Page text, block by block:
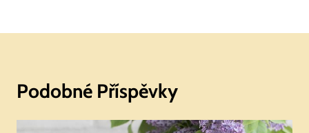
Podobné Příspěvky